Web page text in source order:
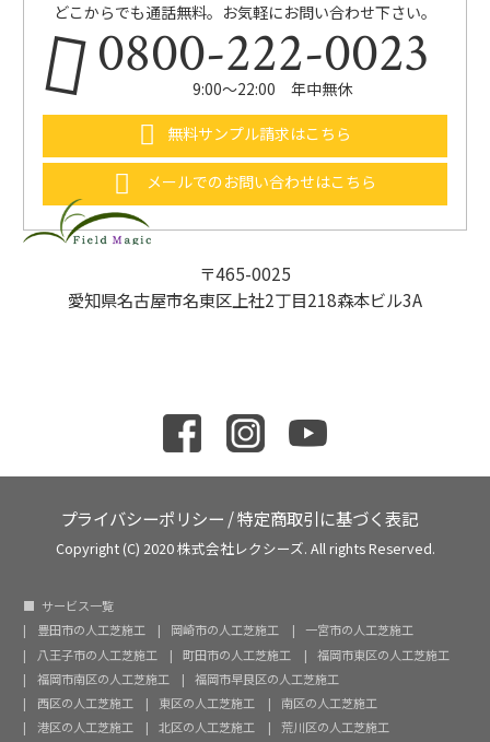
〒465-0025
愛知県名古屋市名東区上社2丁目218森本ビル3A
どこからでも通話無料。お気軽にお問い合わせ下さい。
0800-222-0023
9:00〜22:00 年中無休
無料サンプル請求はこちら
メールでのお問い合わせはこちら
プライバシーポリシー /特定商取引に基づく表記
Copyright (C) 2020 株式会社レクシーズ. All rights Reserved.
サービス一覧
豊田市の人工芝施工
岡崎市の人工芝施工
一宮市の人工芝施工
八王子市の人工芝施工
町田市の人工芝施工
福岡市東区の人工芝施工
福岡市南区の人工芝施工
福岡市早良区の人工芝施工
西区の人工芝施工
東区の人工芝施工
南区の人工芝施工
港区の人工芝施工
北区の人工芝施工 荒川区の人工芝施工